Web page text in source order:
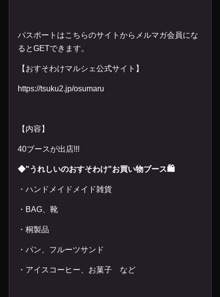
パスポートはこちらのサイトからメルマガ会員にな
るとGETできます。
【おすそわけマルシェ公式サイト】
https://tsuku2.jp/osumaru
【内容】
40ブースが出店!!!
◆"うれしいのおすそわけ"お買い物ブース🛍️
・ハンドメイドメイド雑貨
・BAG、靴
・桐製品
・パン、フルーツサンド
・アイスコーヒー、お菓子 など